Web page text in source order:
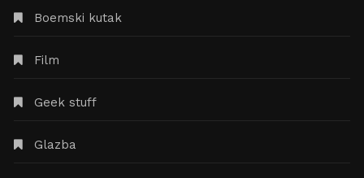
Boemski kutak
Film
Geek stuff
Glazba